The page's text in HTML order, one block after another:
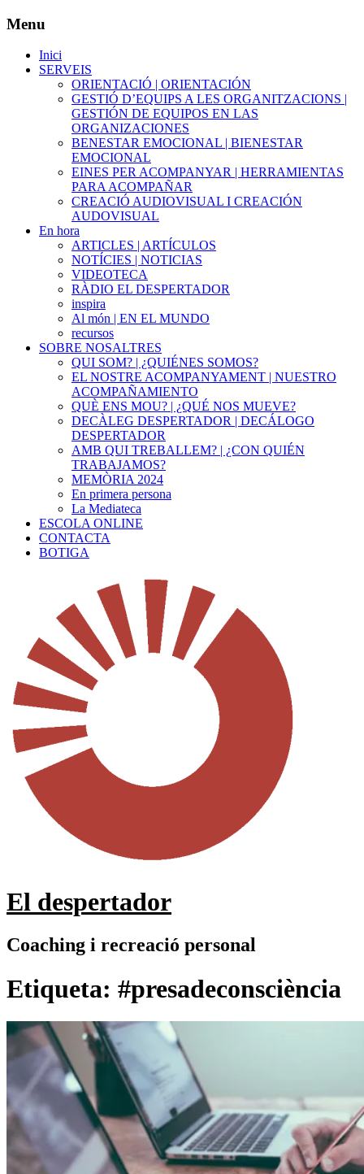
Menu
Inici
SERVEIS
ORIENTACIÓ | ORIENTACIÓN
GESTIÓ D’EQUIPS A LES ORGANITZACIONS |
GESTIÓN DE EQUIPOS EN LAS
ORGANIZACIONES
BENESTAR EMOCIONAL | BIENESTAR
EMOCIONAL
EINES PER ACOMPANYAR | HERRAMIENTAS
PARA ACOMPAÑAR
CREACIÓ AUDIOVISUAL I CREACIÓN
AUDOVISUAL
En hora
ARTICLES | ARTÍCULOS
NOTÍCIES | NOTICIAS
VIDEOTECA
RÀDIO EL DESPERTADOR
inspira
Al món | EN EL MUNDO
recursos
SOBRE NOSALTRES
QUI SOM? | ¿QUIÉNES SOMOS?
EL NOSTRE ACOMPANYAMENT | NUESTRO
ACOMPAÑAMIENTO
QUÈ ENS MOU? | ¿QUÉ NOS MUEVE?
DECÀLEG DESPERTADOR | DECÁLOGO
DESPERTADOR
AMB QUI TREBALLEM? | ¿CON QUIÉN
TRABAJAMOS?
MEMÒRIA 2024
En primera persona
La Mediateca
ESCOLA ONLINE
CONTACTA
BOTIGA
El despertador
Coaching i recreació personal
Etiqueta: #presadeconsciència